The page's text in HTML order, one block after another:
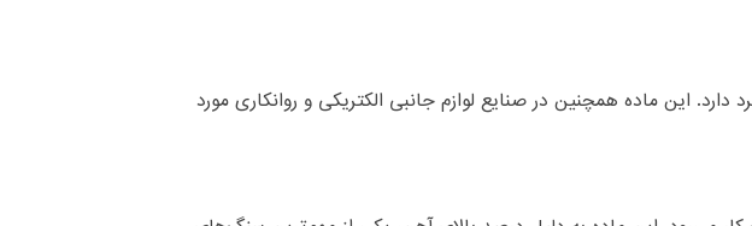
دارد. این ماده همچنین در صنایع لوازم جانبی الکتریکی و روانکاری مورد